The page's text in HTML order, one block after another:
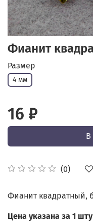
Фианит
(0)
Размер
4 мм
16 ₽
В
Фианит квадратный,
Цена указана за 1